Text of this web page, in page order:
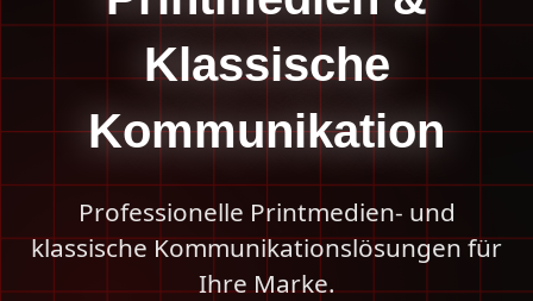
Klassische
Kommunikation
Professionelle Printmedien- und
klassische Kommunikationslösungen für
Ihre Marke.